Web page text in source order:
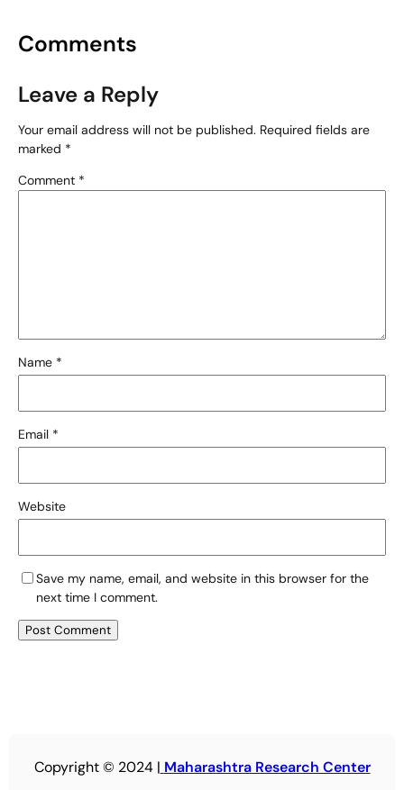
Comments
Leave a Reply
Your email address will not be published. Required fields are
marked *
Comment *
Name *
Email *
Website
Save my name, email, and website in this browser for the
next time I comment.
Copyright © 2024 | Maharashtra Research Center